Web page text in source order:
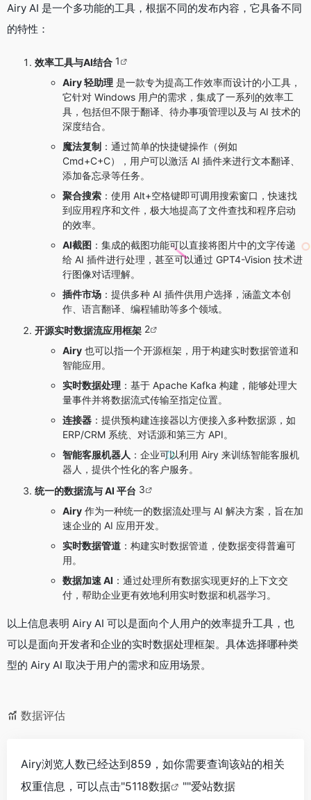
Airy AI 是一个多功能的工具，根据不同的发布内容，它具备不同
的特性：
效率工具与AI结合 1
Airy 轻助理 是一款专为提高工作效率而设计的小工具，
它针对 Windows 用户的需求，集成了一系列的效率工
具，包括但不限于翻译、待办事项管理以及与 AI 技术的
深度结合。
魔法复制 ：通过简单的快捷键操作（例如
Cmd+C+C），用户可以激活 AI 插件来进行文本翻译、
添加备忘录等任务。
聚合搜索 ：使用 Alt+空格键即可调用搜索窗口，快速找
到应用程序和文件，极大地提高了文件查找和程序启动
的效率。
AI截图 ：集成的截图功能可以直接将图片中的文字传递
给 AI 插件进行处理，甚至可以通过 GPT4-Vision 技术进
行图像对话理解。
插件市场 ：提供多种 AI 插件供用户选择，涵盖文本创
作、语言翻译、编程辅助等多个领域。
开源实时数据流应用框架 2
Airy 也可以指一个开源框架，用于构建实时数据管道和
智能应用。
实时数据处理 ：基于 Apache Kafka 构建，能够处理大
量事件并将数据流式传输至指定位置。
连接器 ：提供预构建连接器以方便接入多种数据源，如
ERP/CRM 系统、对话源和第三方 API。
智能客服机器人 ：企业可以利用 Airy 来训练智能客服机
器人，提供个性化的客户服务。
统一的数据流与 AI 平台 3
Airy 作为一种统一的数据流处理与 AI 解决方案，旨在加
速企业的 AI 应用开发。
实时数据管道 ：构建实时数据管道，使数据变得普遍可
用。
数据加速 AI ：通过处理所有数据实现更好的上下文交
付，帮助企业更有效地利用实时数据和机器学习。
以上信息表明 Airy AI 可以是面向个人用户的效率提升工具，也
可以是面向开发者和企业的实时数据处理框架。具体选择哪种类
型的 Airy AI 取决于用户的需求和应用场景。
数据评估
Airy浏览人数已经达到859，如你需要查询该站的相关
权重信息，可以点击"5118数据 ""爱站数据